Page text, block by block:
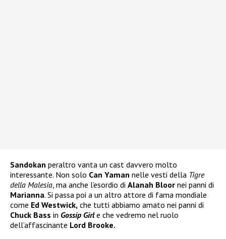
Sandokan peraltro vanta un cast davvero molto
interessante. Non solo Can Yaman nelle vesti della Tigre
della Malesia, ma anche l’esordio di Alanah Bloor nei panni di
Marianna. Si passa poi a un altro attore di fama mondiale
come Ed Westwick, che tutti abbiamo amato nei panni di
Chuck Bass in Gossip Girle che vedremo nel ruolo
dell’affascinante Lord Brooke.